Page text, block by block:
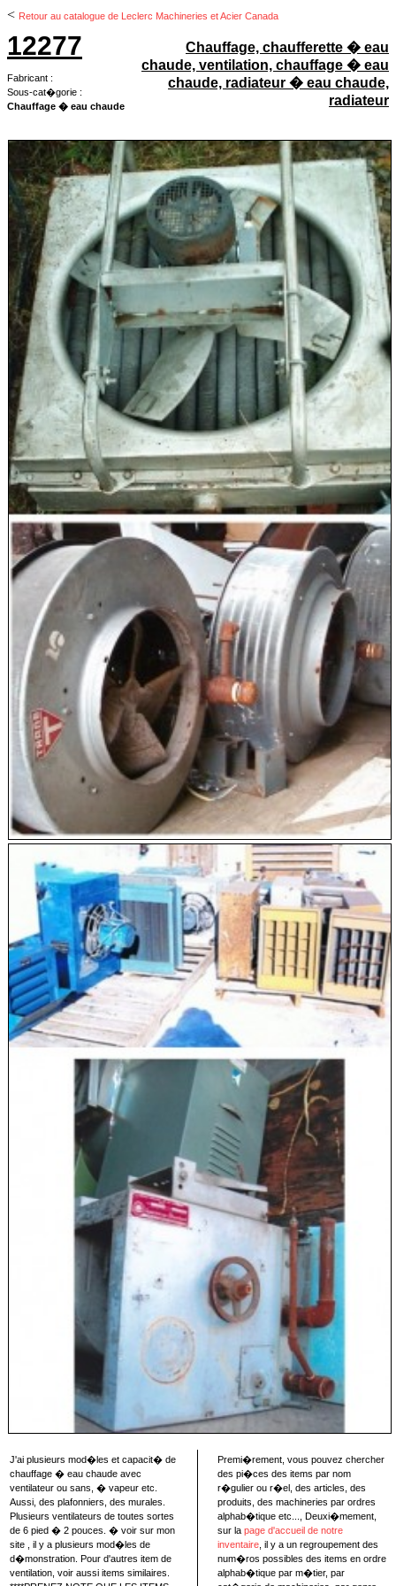
< Retour au catalogue de Leclerc Machineries et Acier Canada
12277
Fabricant :
Sous-cat�gorie :
Chauffage � eau chaude
Chauffage, chaufferette � eau
chaude, ventilation, chauffage � eau
chaude, radiateur � eau chaude,
radiateur
J'ai plusieurs mod�les et capacit� de
chauffage � eau chaude avec
ventilateur ou sans, � vapeur etc.
Aussi, des plafonniers, des murales.
Plusieurs ventilateurs de toutes sortes
de 6 pied � 2 pouces. � voir sur mon
site , il y a plusieurs mod�les de
d�monstration. Pour d'autres item de
ventilation, voir aussi items similaires.
Premi�rement, vous pouvez chercher
des pi�ces des items par nom
r�gulier ou r�el, des articles, des
produits, des machineries par ordres
alphab�tique etc..., Deuxi�mement,
sur la page d'accueil de notre
inventaire , il y a un regroupement des
num�ros possibles des items en ordre
alphab�tique par m�tier, par